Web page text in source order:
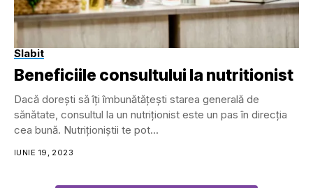
Slabit
Beneficiile consultului la nutritionist
​Dacă dorești să îți îmbunătățești starea generală de
sănătate, consultul la un nutriționist este un pas în direcția
cea bună. Nutriționiștii te pot...
IUNIE 19, 2023